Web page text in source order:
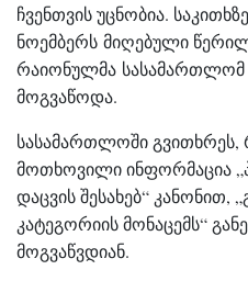
ჩვენთვის უცნობია.
ნოემბერს მიღებული
რაიონულმა სასამართლომ
მოგვაწოდა.
სასამართლოში გვითხრეს,
მოთხოვილი ინფორმაცია
დაცვის შესახებ“ კანონით,
კატეგორიის მონაცემს“
მოგვაწვდიან.